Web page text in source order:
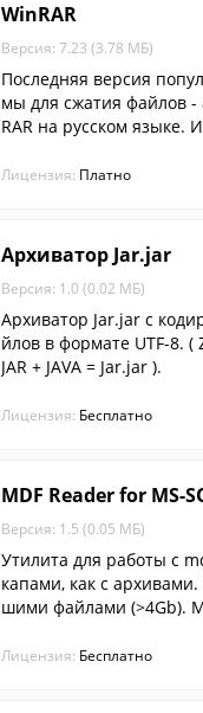
WinRAR
Версия: 7.23 (3.78 МБ)
Последняя версия
мы для сжатия файлов -
RAR на русском языке.
Лицензия: Платно
Архиватор Jar.jar
Версия: 1.0 (0.02 МБ)
Архиватор Jar.jar с
йлов в формате UTF-8. (
JAR + JAVA = Jar.jar ).
Лицензия: Бесплатно
MDF Reader for MS-
Версия: 1.5 (0.05 МБ)
Утилита для работы с
капами, как с архивами.
шими файлами (>4Gb).
Лицензия: Бесплатно